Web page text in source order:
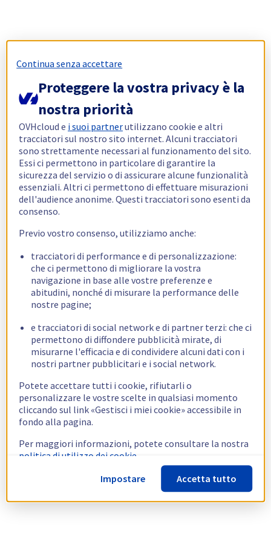
Continua senza accettare
Proteggere la vostra privacy è la
nostra priorità
OVHcloud e i suoi partnerutilizzano cookie e altri
tracciatori sul nostro sito internet. Alcuni tracciatori
sono strettamente necessari al funzionamento del sito.
Essi ci permettono in particolare di garantire la
sicurezza del servizio o di assicurare alcune funzionalità
essenziali. Altri ci permettono di effettuare misurazioni
dell'audience anonime. Questi tracciatori sono esenti da
consenso.
Previo vostro consenso, utilizziamo anche:
tracciatori di performance e di personalizzazione:
che ci permettono di migliorare la vostra
navigazione in base alle vostre preferenze e
abitudini, nonché di misurare la performance delle
nostre pagine;
e tracciatori di social network e di partner terzi: che ci
permettono di diffondere pubblicità mirate, di
misurarne l'efficacia e di condividere alcuni dati con i
nostri partner pubblicitari e i social network.
Potete accettare tutti i cookie, rifiutarli o
personalizzare le vostre scelte in qualsiasi momento
cliccando sul link «Gestisci i miei cookie» accessibile in
fondo alla pagina.
Per maggiori informazioni, potete consultare la nostra
politica di utilizzo dei cookie.
Impostare
Accetta tutto